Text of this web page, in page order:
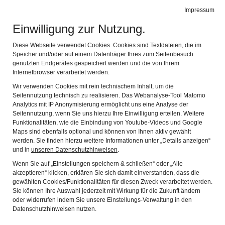
Impressum
Einwilligung zur Nutzung.
Diese Webseite verwendet Cookies. Cookies sind Textdateien, die im
Speicher und/oder auf einem Datenträger Ihres zum Seitenbesuch
genutzten Endgerätes gespeichert werden und die von Ihrem
Internetbrowser verarbeitet werden.
Wir verwenden Cookies mit rein technischem Inhalt, um die
Seitennutzung technisch zu realisieren. Das Webanalyse-Tool Matomo
Analytics mit IP Anonymisierung ermöglicht uns eine Analyse der
Seitennutzung, wenn Sie uns hierzu Ihre Einwilligung erteilen. Weitere
Funktionalitäten, wie die Einbindung von Youtube-Videos und Google
Maps sind ebenfalls optional und können von Ihnen aktiv gewählt
werden. Sie finden hierzu weitere Informationen unter „Details anzeigen“
und in unseren Datenschutzhinweisen.
Wenn Sie auf „Einstellungen speichern & schließen“ oder „Alle
akzeptieren“ klicken, erklären Sie sich damit einverstanden, dass die
gewählten Cookies/Funktionalitäten für diesen Zweck verarbeitet werden.
Sie können Ihre Auswahl jederzeit mit Wirkung für die Zukunft ändern
oder widerrufen indem Sie unsere Einstellungs-Verwaltung in den
Datenschutzhinweisen nutzen.
LEHRGANG
FREIWILLIGENKOORDINATION
BERICHT DES TEILNEHMERS
VIZEVORSTAND DETLEF SCHOEDEL-KREY
Freiwilligenarbeit oder ehrenamtliche Arbeit in Vereinen
und Organisationen ist aus der Gesellschaft nicht mehr
wegzudenken. Um erfolgreich zu sein und Freude zu
Organisationsstruktur eingebunden sein und
enstprechend koordiniert werden.
Seit zwei Jahren ist Detlef Schödel-Krey zweiter Vorstand
des Fördervereins EISENREICH Bergbaumuseum Achthal.